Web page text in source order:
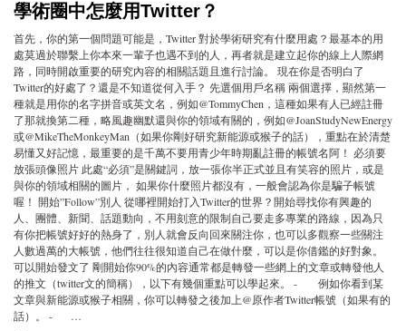
學術圈中怎麼用Twitter？
首先，你的第一個問題可能是，Twitter 對於學術研究有什麼用處？最基本的用
處莫過於聯繫上你本來一輩子也遇不到的人，再者就是建立起你的線上人際網
路，同時開啟重要的研究內容的相關話題且進行討論。 現在你是否明白了
Twitter的好處了？還是不知道從何入手？ 先選個用戶名稱 兩個選擇，顯然第一
種就是用你的名字拼音或英文名，例如@TommyChen，這種如果有人已經註冊
了那就換第二種，略風趣幽默還與你的領域有關的，例如@JoanStudyNewEnergy
或@MikeTheMonkeyMan（如果你剛好研究新能源或猴子的話），重點在於清楚
易懂又好記憶，最重要的是千萬不要用青少年時期亂註冊的帳號名阿！ 必須要
放張頭像照片 此處“必須”是關鍵詞，放一張你半正式並且有笑容的照片，或是
與你的領域相關的圖片， 如果你什麼照片都沒有，一般會認為你是騙子帳號
喔！ 開始”Follow”別人 從哪裡開始打入Twitter的世界？開始尋找你有興趣的
人、團體、新聞、話題動向，不用刻意的限制自己要走多專業的路線，因為只
有你把帳號好好的熱身了，別人就會反向回來關注你，也可以多觀察一些關注
人數過萬的大帳號，他們往往很知道自己在做什麼，可以是你借鑑的好對象。
可以開始發文了 剛開始你90%的內容通常都是轉發一些網上的文章或轉發他人
的推文（twitter文的簡稱），以下有幾個重點可以學起來。 - 例如你看到某
文章與新能源或猴子相關，你可以轉發之後加上@原作者Twitter帳號（如果有的
話）。 - …